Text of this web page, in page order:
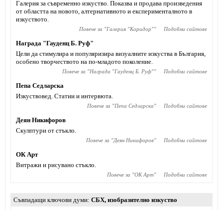
Галерия за съвременно изкуство. Показва и продава произведения
от областта на новото, алтернативното и експерименталното в
изкуството.
Повече за "Галерия "Коридор"" Подобни сайтове
Награда "Гауденц Б. Руф"
Цели да стимулира и популяризира визуалните изкуства в България,
особено творчеството на по-младото поколение.
Повече за "Награда "Гауденц Б. Руф"" Подобни сайтове
Пепа Седларска
Изкуствовед. Статии и интервюта.
Повече за "Пепа Седларска" Подобни сайтове
Деян Никифоров
Скулптури от стъкло.
Повече за "Деян Никифоров" Подобни сайтове
ОК Арт
Витражи и рисувано стъкло.
Повече за "ОК Арт" Подобни сайтове
Съвпадащи ключови думи СБХ, изобразително изкуство